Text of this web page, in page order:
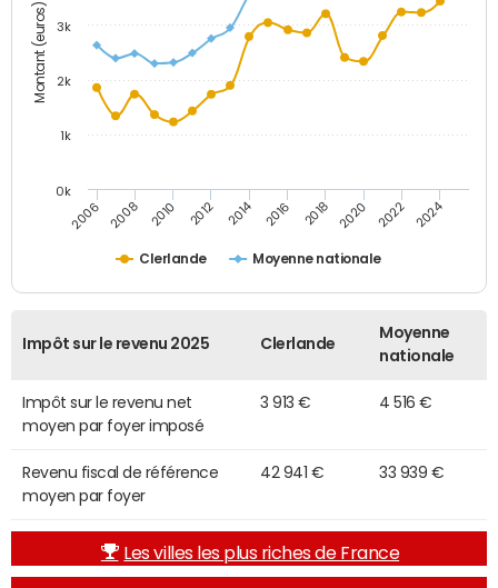
Montant (euros)
Clerlande Moyenne nationale
2006 2008 2010 2012 2014 2016 2018 2020 2022 2024
0k
1k
2k
3k
Impôt sur le revenu 2025 Clerlande
Moyenne
nationale
Impôt sur le revenu net
moyen par foyer imposé
3 913 € 4 516 €
Revenu fiscal de référence
moyen par foyer
42 941 € 33 939 €
Les villes les plus riches de France